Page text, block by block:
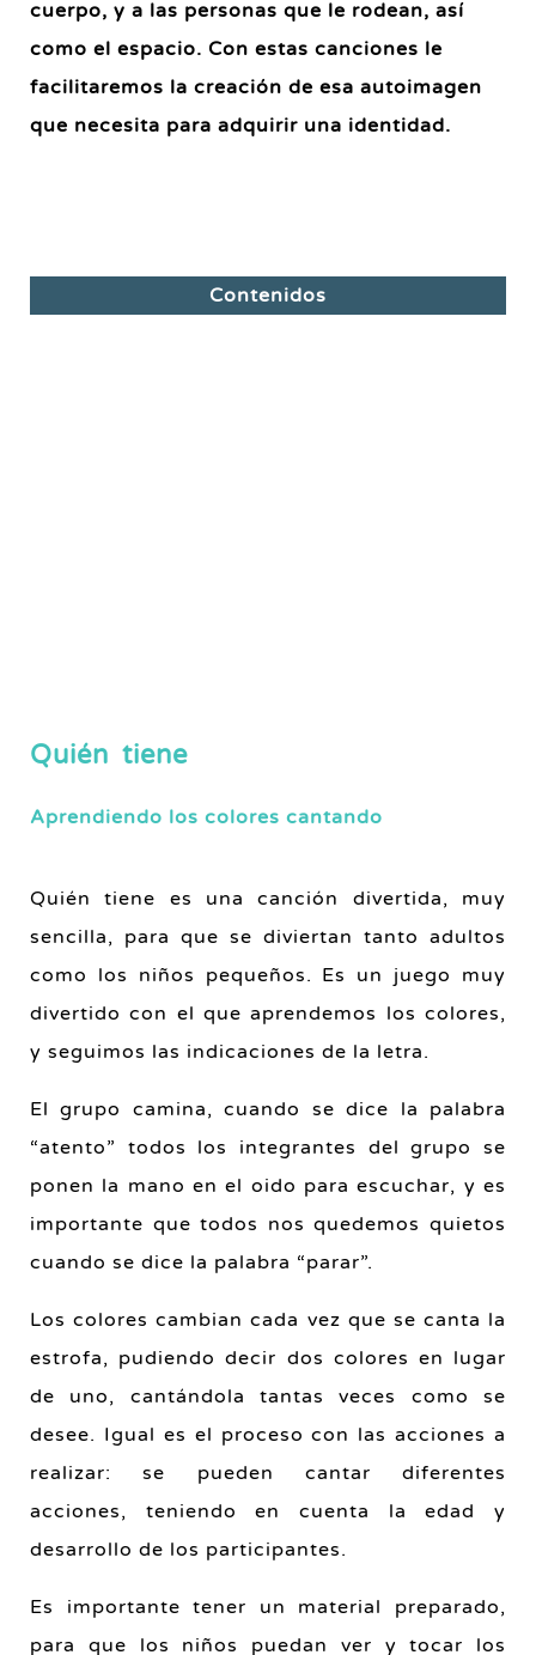
cuerpo, y a las personas que le rodean, así
como el espacio. Con estas canciones le
facilitaremos la creación de esa autoimagen
que necesita para adquirir una identidad.
Contenidos
Quién tiene
Aprendiendo los colores cantando
Quién tiene es una canción divertida, muy
sencilla, para que se diviertan tanto adultos
como los niños pequeños. Es un juego muy
divertido con el que aprendemos los colores,
y seguimos las indicaciones de la letra.
El grupo camina, cuando se dice la palabra
“atento” todos los integrantes del grupo se
ponen la mano en el oido para escuchar, y es
importante que todos nos quedemos quietos
cuando se dice la palabra “parar”.
Los colores cambian cada vez que se canta la
estrofa, pudiendo decir dos colores en lugar
de uno, cantándola tantas veces como se
desee. Igual es el proceso con las acciones a
realizar: se pueden cantar diferentes
acciones, teniendo en cuenta la edad y
desarrollo de los participantes.
Es importante tener un material preparado,
para que los niños puedan ver y tocar los